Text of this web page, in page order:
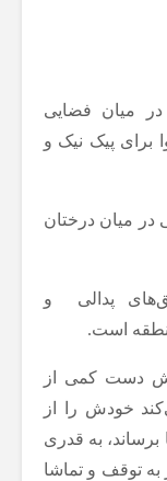
در میان فضایی
برای پیک نیک و
در میان درختان
پدالی و
است.
دست کمی از
خودش را از
به قدری
توقف و تماشا